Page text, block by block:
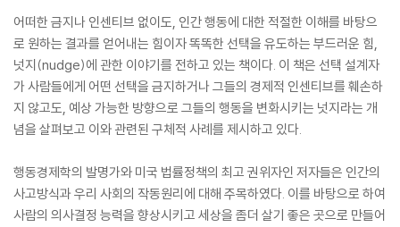
어떠한 금지나 인센티브 없이도, 인간 행동에 대한 적절한 이해를 바탕으
로 원하는 결과를 얻어내는 힘이자 똑똑한 선택을 유도하는 부드러운 힘,
넛지(nudge)에 관한 이야기를 전하고 있는 책이다. 이 책은 선택 설계자
가 사람들에게 어떤 선택을 금지하거나 그들의 경제적 인센티브를 훼손하
지 않고도, 예상 가능한 방향으로 그들의 행동을 변화시키는 넛지라는 개
념을 살펴보고 이와 관련된 구체적 사례를 제시하고 있다.
행동경제학의 발명가와 미국 법률정책의 최고 권위자인 저자들은 인간의
사고방식과 우리 사회의 작동원리에 대해 주목하였다. 이를 바탕으로 하여
사람의 의사결정 능력을 향상시키고 세상을 좀더 살기 좋은 곳으로 만들어